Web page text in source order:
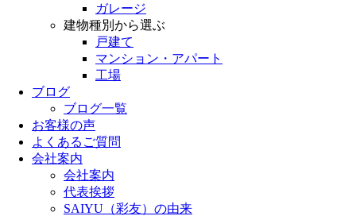
ガレージ
建物種別から選ぶ
戸建て
マンション・アパート
工場
ブログ
ブログ一覧
お客様の声
よくあるご質問
会社案内
会社案内
代表挨拶
SAIYU（彩友）の由来